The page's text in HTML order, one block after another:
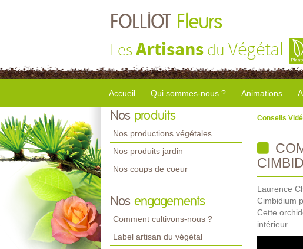
FOLLIOT Fleurs
LesArtisans du Végétal
Accueil Qui sommes-nous ? Animations
Nos produits
Nos productions végétales
Nos produits jardin
Nos coups de coeur
Nos engagements
Comment cultivons-nous ?
Label artisan du végétal
Conseils
Laurence
Cimbidium
Cette
intérieur.